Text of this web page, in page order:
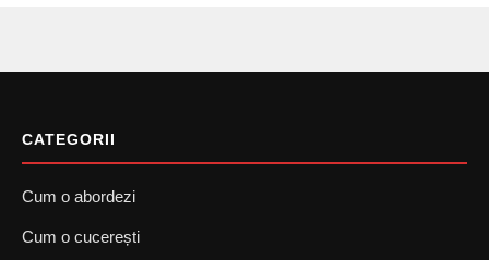
CATEGORII
Cum o abordezi
Cum o cucerești